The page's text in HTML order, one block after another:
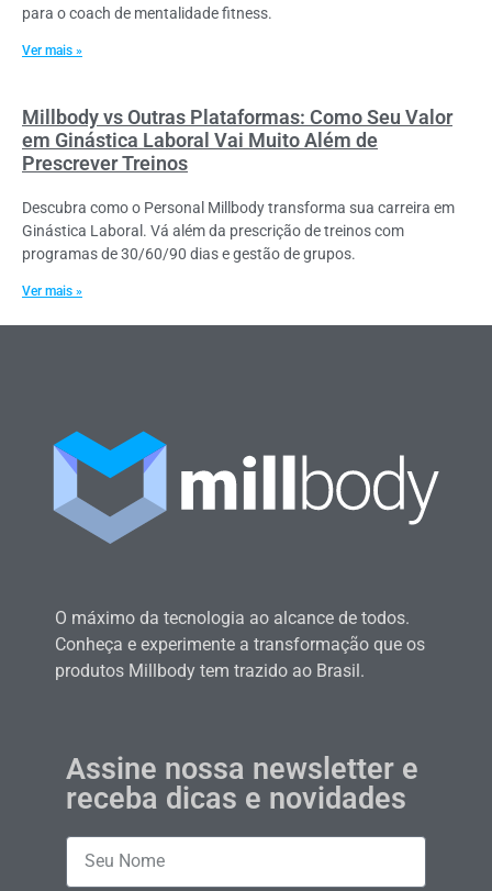
para o coach de mentalidade fitness.
Ver mais »
Millbody vs Outras Plataformas: Como Seu Valor
em Ginástica Laboral Vai Muito Além de
Prescrever Treinos
Descubra como o Personal Millbody transforma sua carreira em
Ginástica Laboral. Vá além da prescrição de treinos com
programas de 30/60/90 dias e gestão de grupos.
Ver mais »
O máximo da tecnologia ao alcance de todos.
Conheça e experimente a transformação que os
produtos Millbody tem trazido ao Brasil.
Assine nossa newsletter e
receba dicas e novidades